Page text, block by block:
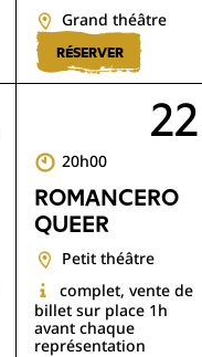
Grand théâtre
RÉSERVER
22
20h00
ROMANCERO
QUEER
Petit théâtre
complet, vente de
billet sur place 1h
avant chaque
représentation